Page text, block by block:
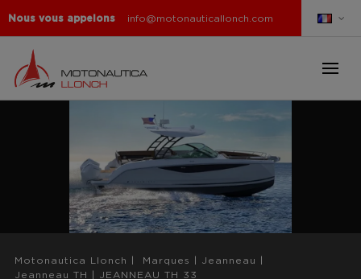
Nous vous appelons info@motonauticallonch.com
Motonautica Llonch Marques Jeanneau
Jeanneau TH
JEANNEAU TH 33